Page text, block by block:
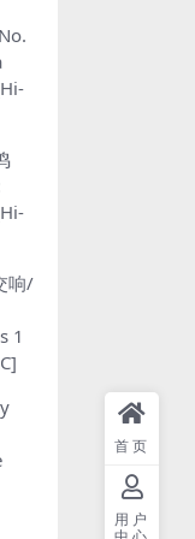
响/
1
首页
用户